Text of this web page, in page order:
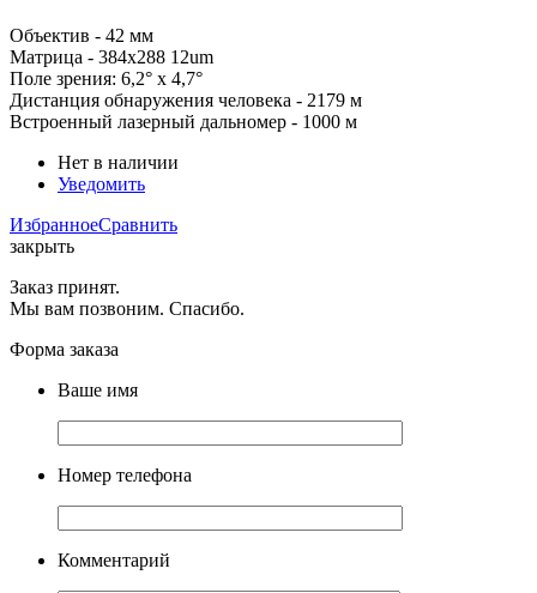
Объектив - 42 мм
Матрица - 384x288 12um
Поле зрения: 6,2° x 4,7°
Дистанция обнаружения человека - 2179 м
Встроенный лазерный дальномер - 1000 м
Нет в наличии
Уведомить
ИзбранноеСравнить
закрыть
Заказ принят.
Мы вам позвоним. Спасибо.
Форма заказа
Ваше имя
Номер телефона
Комментарий